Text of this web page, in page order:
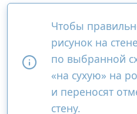
Чтобы
рисунок на
по выбранной
«на сухую» на
и переносят
стену.